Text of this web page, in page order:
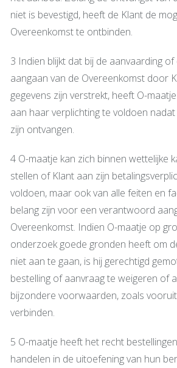
niet is bevestigd, heeft de Klant de
Overeenkomst te ontbinden.
3 Indien blijkt dat bij de aanvaarding
aangaan van de Overeenkomst door
gegevens zijn verstrekt, heeft O-
aan haar verplichting te voldoen
zijn ontvangen.
4 O-maatje kan zich binnen wettelijke
stellen of Klant aan zijn
voldoen, maar ook van alle feiten en
belang zijn voor een verantwoord
Overeenkomst. Indien O-maatje op
onderzoek goede gronden heeft om
niet aan te gaan, is hij gerechtigd
bestelling of aanvraag te weigeren of
bijzondere voorwaarden, zoals
verbinden.
5 O-maatje heeft het recht
handelen in de uitoefening van hun